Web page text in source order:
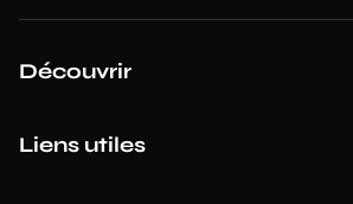
Découvrir
Liens utiles